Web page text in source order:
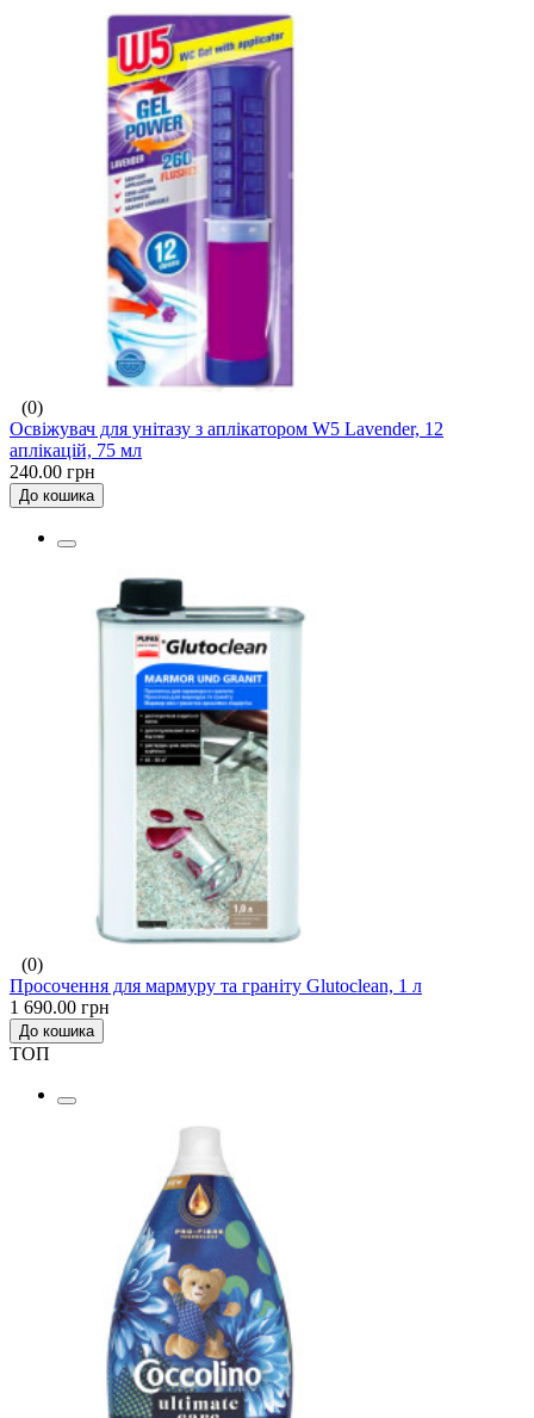
(0)
Освіжувач для унітазу з аплікатором W5 Lavender, 12
аплікацій, 75 мл
240.00 грн
До кошика
(0)
Просочення для мармуру та граніту Glutoclean, 1 л
1 690.00 грн
До кошика
ТОП